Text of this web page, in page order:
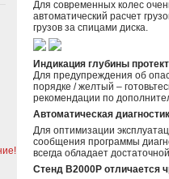
Для современных колес
автоматический расчет
грузов за спицами диска.
Индикация глубины
Для предупреждения об
порядке / желтый –
рекомендации по
Автоматическая
Для оптимизации
сообщения программы
всегда обладает
Стенд B2000P отличается